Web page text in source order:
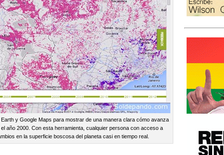
y Google Maps para mostrar de una manera clara cómo avanza
año 2000. Con esta herramienta, cualquier persona con acceso a
en la superficie boscosa del planeta casi en tiempo real.